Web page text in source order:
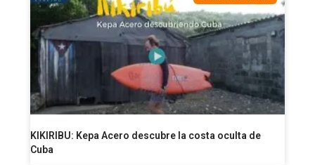
KIKIRIBU: Kepa Acero descubre la costa oculta de
Cuba